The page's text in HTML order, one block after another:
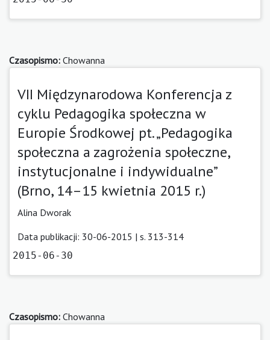
Czasopismo: Chowanna
VII Międzynarodowa Konferencja z
cyklu Pedagogika społeczna w
Europie Środkowej pt. „Pedagogika
społeczna a zagrożenia społeczne,
instytucjonalne i indywidualne”
(Brno, 14–15 kwietnia 2015 r.)
Alina Dworak
Data publikacji: 30-06-2015 | s. 313-314
2015-06-30
Czasopismo: Chowanna